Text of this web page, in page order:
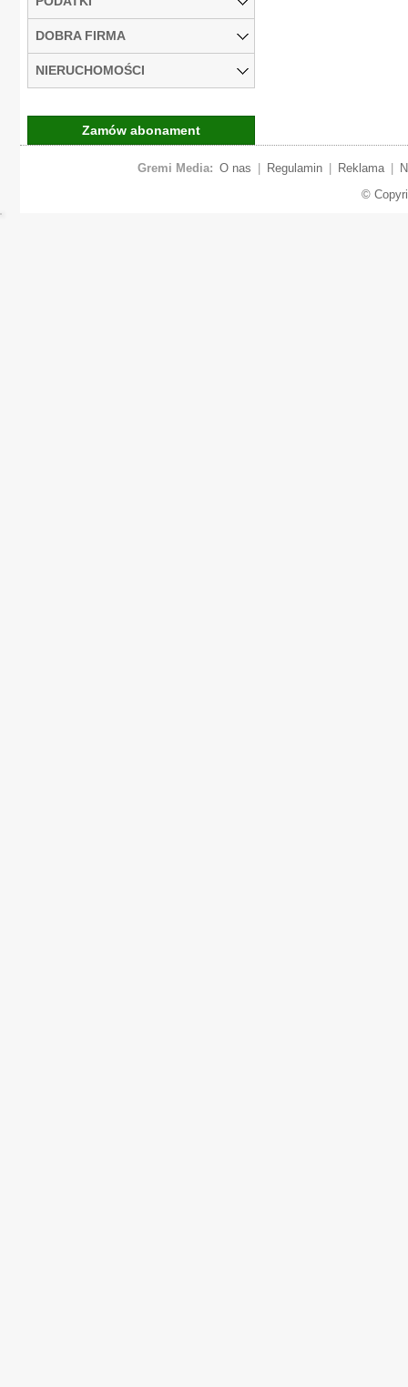
DOBRA FIRMA
NIERUCHOMOŚCI
Zamów abonament
Gremi Media: O nas Regulamin Reklama
©